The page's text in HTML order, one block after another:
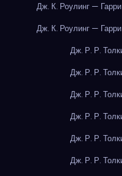
Дж. К. Роулинг —
Дж. К. Роулинг —
Дж. Р. Р.
Дж. Р. Р.
Дж. Р. Р.
Дж. Р. Р.
Дж. Р. Р.
Дж. Р. Р.